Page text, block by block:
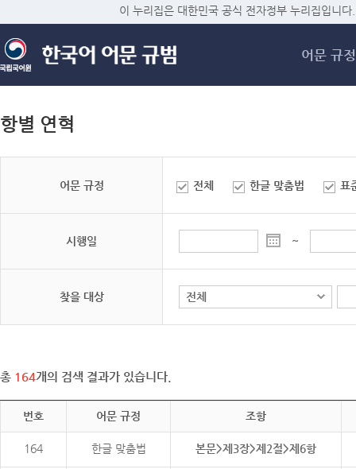
메
이 누리집은 대한민국 공식 전자정부 누리집입니다.
어문 규정
항별 연혁
어문 규정 전체 한글 맞춤법 표
시행일 ~
찾을 대상
총 164개의 검색 결과가 있습니다.
번호 어문 규정 조항
164 한글 맞춤법 본문>제3장>제2절>제6항